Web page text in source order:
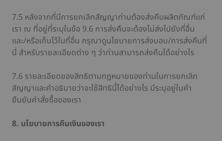
7.5 หลังจากที่มีการยกเลิกสัญญาท่านต้องส่งคืนผลิตภัณฑ์แก่
เรา ณ ที่อยู่ที่ระบุในข้อ 9.6 การส่งคืนจะต้องไม่ส่งไปยังที่อื่น
และ/หรือเก็บไว้ในที่อื่น กรุณาดูนโยบายการส่งมอบ/การส่งคืนที่
นี่ สำหรับรายละเอียดต่าง ๆ ว่าท่านสามารถส่งคืนได้อย่างไร
7.6 รายละเอียดของสิทธิตามกฎหมายของท่านในการยกเลิก
สัญญาและคำอธิบายว่าจะใช้สิทธินี้ได้อย่างไร มีระบุอยู่ในคำ
ยืนยันคำสั่งซื้อของเรา
8. นโยบายการคืนเงินของเรา